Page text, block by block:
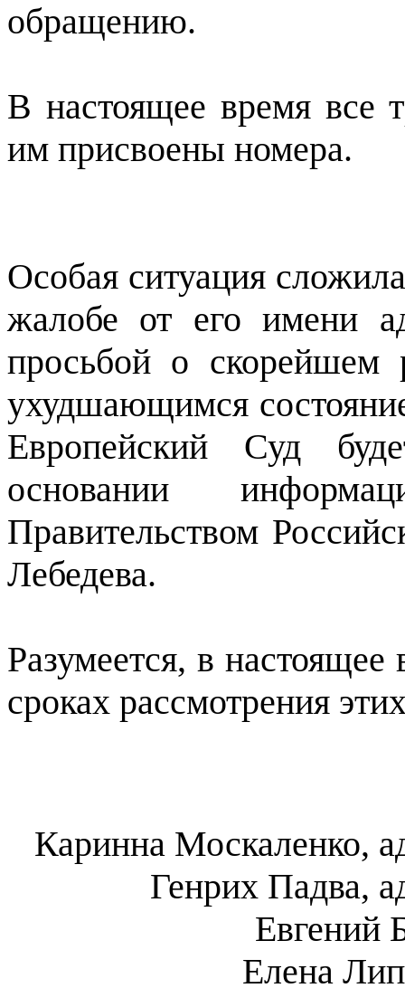
обращению.
В настоящее время все
им присвоены номера.
Особая ситуация
жалобе от его имени
просьбой о скорейшем
ухудшающимся
Европейский Суд
основании
Правительством
Лебедева.
Разумеется, в настоящее
сроках рассмотрения
Каринна Москаленко,
Генрих Падва,
Евгений
Елена